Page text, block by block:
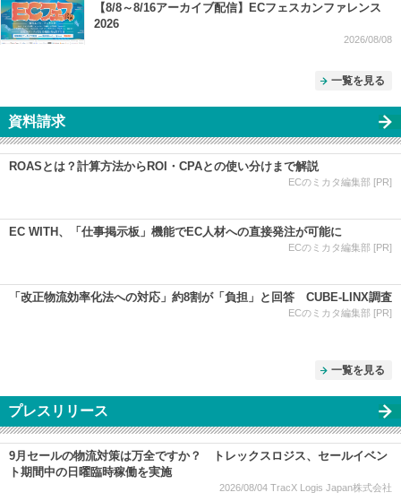
【8/8～8/16アーカイブ配信】ECフェスカンファレンス
2026
2026/08/08
一覧を見る
資料請求
ROASとは？計算方法からROI・CPAとの使い分けまで解説
ECのミカタ編集部 [PR]
EC WITH、「仕事掲示板」機能でEC人材への直接発注が可能に
ECのミカタ編集部 [PR]
「改正物流効率化法への対応」約8割が「負担」と回答 CUBE-LINX調査
ECのミカタ編集部 [PR]
一覧を見る
プレスリリース
9月セールの物流対策は万全ですか？ トレックスロジス、セールイベン
ト期間中の日曜臨時稼働を実施
2026/08/04 TracX Logis Japan株式会社